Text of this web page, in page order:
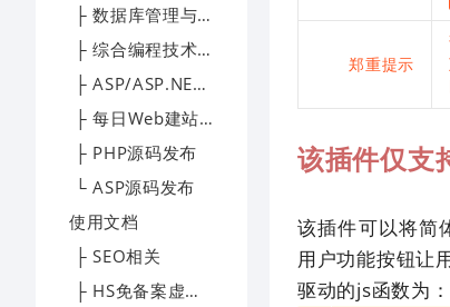
├ 数据库管理与优化专区
├ 综合编程技术交流区
├ ASP/ASP.NET技术讨论区
├ 每日Web建站技术精选
├ PHP源码发布
└ ASP源码发布
使用文档
├ SEO相关
├ HS免备案虚拟主机帮助文档
郑重提示
该插件仅支
该插件可以将简
用户功能按钮让
驱动的js函数为：